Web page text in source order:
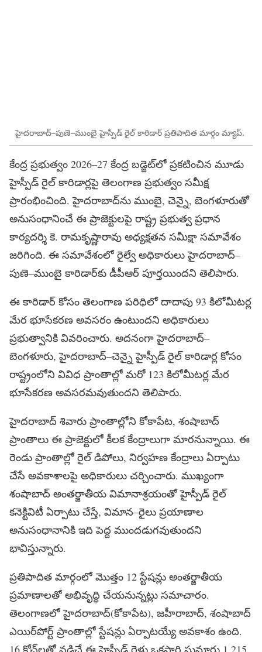
హైదరాబాద్‌–పుణె–ముంబై హైస్పీడ్‌ రైల్‌ కారిడార్‌ ప్రతిపాదిత మార్గం మ్యాప్‌.
కేంద్ర ప్రభుత్వం 2026–27 కేంద్ర బడ్జెట్‌లో ప్రకటించిన మూడు
హైస్పీడ్‌ రైల్‌ కారిడార్లపై తెలంగాణ ప్రభుత్వం సమీక్ష
ప్రారంభించింది. హైదరాబాద్‌ను ముంబై, చెన్నై, బెంగళూరుతో
అనుసంధానించే ఈ ప్రాజెక్టులపై రాష్ట్ర ప్రభుత్వ ప్రధాన
కార్యదర్శి కె. రామకృష్ణారావు అధ్యక్షతన సమీక్షా సమావేశం
జరిగింది. ఈ సమావేశంలో రైల్వే అధికారులు హైదరాబాద్‌–
పుణె–ముంబై కారిడార్‌కు డీపీఆర్‌ పూర్తయిందని తెలిపారు.
ఈ కారిడార్‌ కోసం తెలంగాణ పరిధిలో దాదాపు 93 కిలోమీటర్ల
మేర భూసేకరణ అవసరం ఉంటుందని అధికారులు
ప్రభుత్వానికి వివరించారు. అదనంగా హైదరాబాద్‌–
బెంగళూరు, హైదరాబాద్‌–చెన్నై హైస్పీడ్‌ రైల్‌ కారిడార్ల కోసం
రాష్ట్రంలోని వివిధ ప్రాంతాల్లో మరో 123 కిలోమీటర్ల మేర
భూసేకరణ అవసరమవుతుందని తెలిపారు.
హైదరాబాద్‌ శివారు ప్రాంతాల్లోని కోకాపేట, శంషాబాద్‌
ప్రాంతాలు ఈ ప్రాజెక్టులో కీలక కేంద్రాలుగా మారనున్నాయి. ఈ
రెండు ప్రాంతాల్లో రైల్‌ డిపోలు, నిర్వహణ కేంద్రాలు ఏర్పాటు
చేసే అవకాశాలపై అధికారులు చర్చించారు. ముఖ్యంగా
శంషాబాద్‌ అంతర్జాతీయ విమానాశ్రయంతో హైస్పీడ్‌ రైల్‌
కనెక్టివిటీ ఏర్పాటు చేస్తే, విమాన–రైలు ప్రయాణాల
అనుసంధానానికి ఇది పెద్ద ముందడుగవుతుందని
భావిస్తున్నారు.
ప్రతిపాదిత మార్గంలో మొత్తం 12 స్టేషన్లు అంతర్జాతీయ
ప్రమాణాలతో అభివృద్ధి చేయనున్నట్లు సమాచారం.
తెలంగాణలో హైదరాబాద్‌(కోకాపేట), జహీరాబాద్​, శంషాబాద్‌
ఎయిర్‌పోర్ట్‌ ప్రాంతాల్లో స్టేషన్లు ఏర్పాటయ్యే అవకాశం ఉంది.
16 కోచ్‌లతో నడిచే ఈ హైస్పీడ్‌ రైళ్లు ఒకసారి సుమారు 1,215